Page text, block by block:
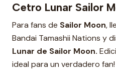
Cetro Lunar Sailor
Para fans de Sailor Moon,
Bandai Tamashii Nations y
Lunar de Sailor Moon.
ideal para un verdadero